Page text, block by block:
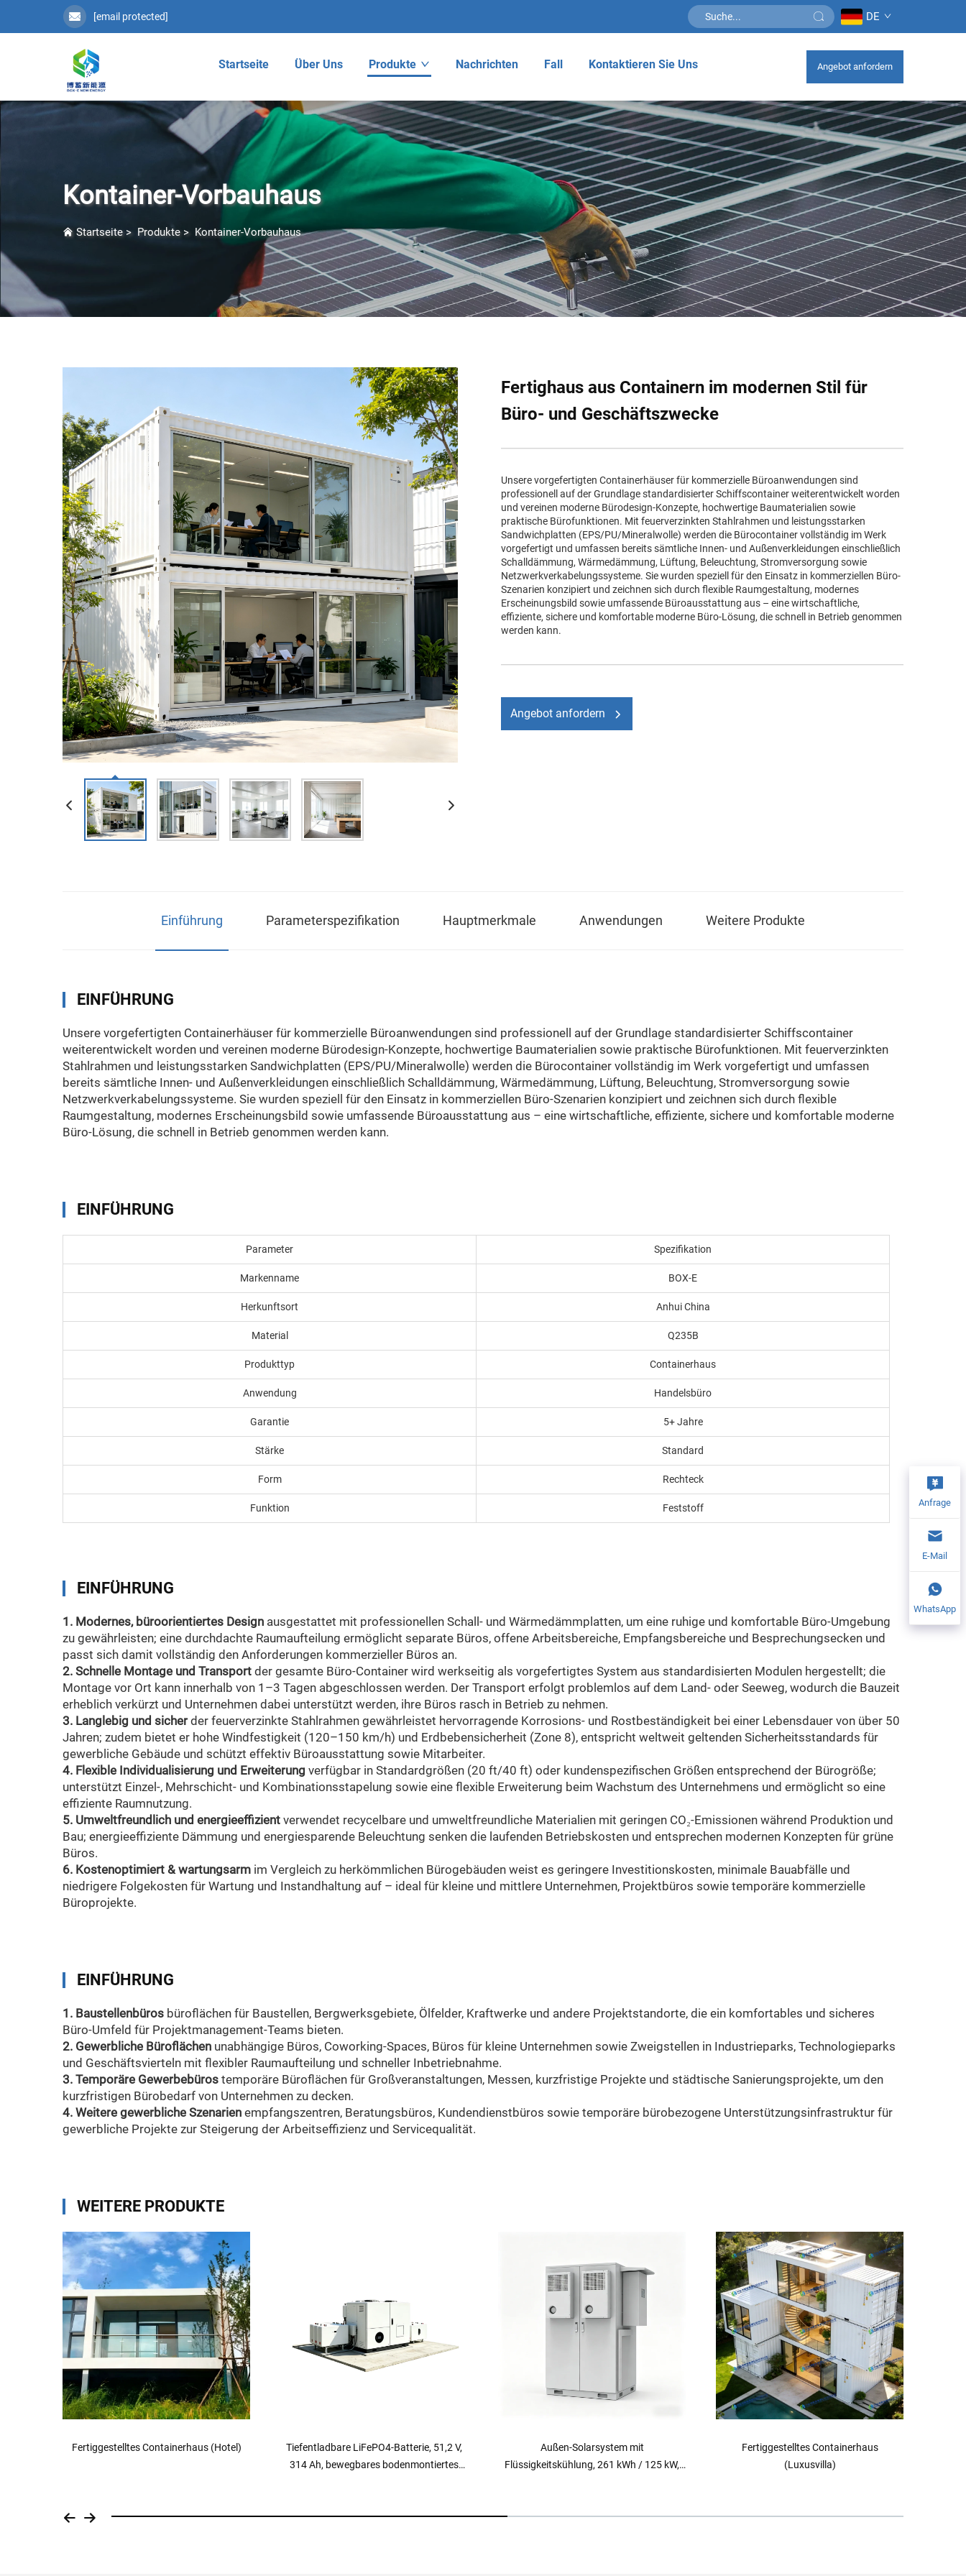
[email protected] DE
Startseite Über Uns Produkte Nachrichten Fall Kontaktieren Sie Uns Angebot anfordern
Kontainer-Vorbauhaus
Startseite> Produkte > Kontainer-Vorbauhaus
Fertighaus aus Containern im modernen Stil für
Büro- und Geschäftszwecke
Unsere vorgefertigten Containerhäuser für kommerzielle Büroanwendungen sind
professionell auf der Grundlage standardisierter Schiffscontainer weiterentwickelt worden
und vereinen moderne Bürodesign-Konzepte, hochwertige Baumaterialien sowie
praktische Bürofunktionen. Mit feuerverzinkten Stahlrahmen und leistungsstarken
Sandwichplatten (EPS/PU/Mineralwolle) werden die Bürocontainer vollständig im Werk
vorgefertigt und umfassen bereits sämtliche Innen- und Außenverkleidungen einschließlich
Schalldämmung, Wärmedämmung, Lüftung, Beleuchtung, Stromversorgung sowie
Netzwerkverkabelungssysteme. Sie wurden speziell für den Einsatz in kommerziellen Büro-
Szenarien konzipiert und zeichnen sich durch flexible Raumgestaltung, modernes
Erscheinungsbild sowie umfassende Büroausstattung aus – eine wirtschaftliche,
effiziente, sichere und komfortable moderne Büro-Lösung, die schnell in Betrieb genommen
werden kann.
Angebot anfordern
Einführung Parameterspezifikation Hauptmerkmale Anwendungen Weitere Produkte
EINFÜHRUNG
Unsere vorgefertigten Containerhäuser für kommerzielle Büroanwendungen sind professionell auf der Grundlage standardisierter Schiffscontainer
weiterentwickelt worden und vereinen moderne Bürodesign-Konzepte, hochwertige Baumaterialien sowie praktische Bürofunktionen. Mit feuerverzinkten
Stahlrahmen und leistungsstarken Sandwichplatten (EPS/PU/Mineralwolle) werden die Bürocontainer vollständig im Werk vorgefertigt und umfassen
bereits sämtliche Innen- und Außenverkleidungen einschließlich Schalldämmung, Wärmedämmung, Lüftung, Beleuchtung, Stromversorgung sowie
Netzwerkverkabelungssysteme. Sie wurden speziell für den Einsatz in kommerziellen Büro-Szenarien konzipiert und zeichnen sich durch flexible
Raumgestaltung, modernes Erscheinungsbild sowie umfassende Büroausstattung aus – eine wirtschaftliche, effiziente, sichere und komfortable moderne
Büro-Lösung, die schnell in Betrieb genommen werden kann.
EINFÜHRUNG
Parameter Spezifikation
Markenname BOX-E
Herkunftsort Anhui China
Material Q235B
Produkttyp Containerhaus
Anwendung Handelsbüro
Garantie 5+ Jahre
Stärke Standard
Form Rechteck
Funktion Feststoff
EINFÜHRUNG
1. Modernes, büroorientiertes Design ausgestattet mit professionellen Schall- und Wärmedämmplatten, um eine ruhige und komfortable Büro-Umgebung
zu gewährleisten; eine durchdachte Raumaufteilung ermöglicht separate Büros, offene Arbeitsbereiche, Empfangsbereiche und Besprechungsecken und
passt sich damit vollständig den Anforderungen kommerzieller Büros an.
2. Schnelle Montage und Transport der gesamte Büro-Container wird werkseitig als vorgefertigtes System aus standardisierten Modulen hergestellt; die
Montage vor Ort kann innerhalb von 1–3 Tagen abgeschlossen werden. Der Transport erfolgt problemlos auf dem Land- oder Seeweg, wodurch die Bauzeit
erheblich verkürzt und Unternehmen dabei unterstützt werden, ihre Büros rasch in Betrieb zu nehmen.
3. Langlebig und sicherder feuerverzinkte Stahlrahmen gewährleistet hervorragende Korrosions- und Rostbeständigkeit bei einer Lebensdauer von über 50
Jahren; zudem bietet er hohe Windfestigkeit (120–150 km/h) und Erdbebensicherheit (Zone 8), entspricht weltweit geltenden Sicherheitsstandards für
gewerbliche Gebäude und schützt effektiv Büroausstattung sowie Mitarbeiter.
4. Flexible Individualisierung und Erweiterung verfügbar in Standardgrößen (20 ft/40 ft) oder kundenspezifischen Größen entsprechend der Bürogröße;
unterstützt Einzel-, Mehrschicht- und Kombinationsstapelung sowie eine flexible Erweiterung beim Wachstum des Unternehmens und ermöglicht so eine
effiziente Raumnutzung.
5. Umweltfreundlich und energieeffizient verwendet recycelbare und umweltfreundliche Materialien mit geringen CO₂-Emissionen während Produktion und
Bau; energieeffiziente Dämmung und energiesparende Beleuchtung senken die laufenden Betriebskosten und entsprechen modernen Konzepten für grüne
Büros.
6. Kostenoptimiert & wartungsarm im Vergleich zu herkömmlichen Bürogebäuden weist es geringere Investitionskosten, minimale Bauabfälle und
niedrigere Folgekosten für Wartung und Instandhaltung auf – ideal für kleine und mittlere Unternehmen, Projektbüros sowie temporäre kommerzielle
Büroprojekte.
EINFÜHRUNG
1. Baustellenbüros büroflächen für Baustellen, Bergwerksgebiete, Ölfelder, Kraftwerke und andere Projektstandorte, die ein komfortables und sicheres
Büro-Umfeld für Projektmanagement-Teams bieten.
2. Gewerbliche Büroflächen unabhängige Büros, Coworking-Spaces, Büros für kleine Unternehmen sowie Zweigstellen in Industrieparks, Technologieparks
und Geschäftsvierteln mit flexibler Raumaufteilung und schneller Inbetriebnahme.
3. Temporäre Gewerbebüros temporäre Büroflächen für Großveranstaltungen, Messen, kurzfristige Projekte und städtische Sanierungsprojekte, um den
kurzfristigen Bürobedarf von Unternehmen zu decken.
4. Weitere gewerbliche Szenarien empfangszentren, Beratungsbüros, Kundendienstbüros sowie temporäre bürobezogene Unterstützungsinfrastruktur für
gewerbliche Projekte zur Steigerung der Arbeitseffizienz und Servicequalität.
WEITERE PRODUKTE
Tiefentladbare LiFePO4-Batterie, 51,2 V,
Außen-Solarsystem mit
Flüssigkeitskühlung, 261 kWh / 125 kW,
Fertiggestelltes Containerhaus
(Luxusvilla)
Fertiggestelltes Containerhaus (Hotel)
Anfrage
E-Mail
WhatsApp